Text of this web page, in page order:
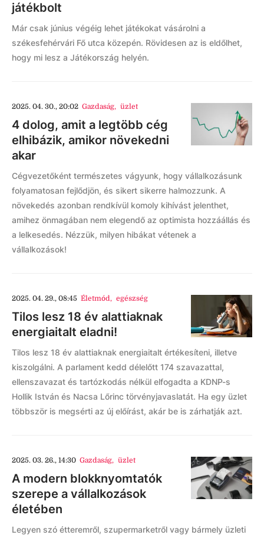
játékbolt
Már csak június végéig lehet játékokat vásárolni a
székesfehérvári Fő utca közepén. Rövidesen az is eldőlhet,
hogy mi lesz a Játékország helyén.
2025. 04. 30., 20:02 Gazdaság, üzlet
4 dolog, amit a legtöbb cég
elhibázik, amikor növekedni
akar
Cégvezetőként természetes vágyunk, hogy vállalkozásunk
folyamatosan fejlődjön, és sikert sikerre halmozzunk. A
növekedés azonban rendkívül komoly kihívást jelenthet,
amihez önmagában nem elegendő az optimista hozzáállás és
a lelkesedés. Nézzük, milyen hibákat vétenek a
vállalkozások!
2025. 04. 29., 08:45 Életmód, egészség
Tilos lesz 18 év alattiaknak
energiaitalt eladni!
Tilos lesz 18 év alattiaknak energiaitalt értékesíteni, illetve
kiszolgálni. A parlament kedd délelőtt 174 szavazattal,
ellenszavazat és tartózkodás nélkül elfogadta a KDNP-s
Hollik István és Nacsa Lőrinc törvényjavaslatát. Ha egy üzlet
többször is megsérti az új előírást, akár be is zárhatják azt.
2025. 03. 26., 14:30 Gazdaság, üzlet
A modern blokknyomtatók
szerepe a vállalkozások
életében
Legyen szó étteremről, szupermarketről vagy bármely üzleti